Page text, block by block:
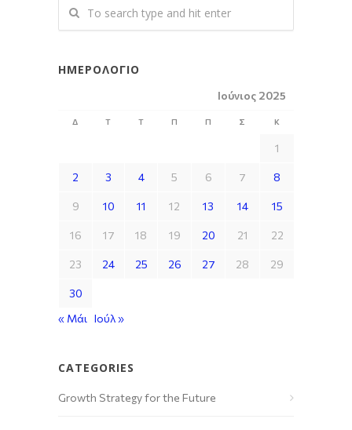
ΗΜΕΡΟΛΌΓΙΟ
Ιούνιος 2025
Δ Τ Τ Π Π Σ Κ
1
2 3 4 5 6 7 8
9 10 11 12 13 14 15
16 17 18 19 20 21 22
23 24 25 26 27 28 29
30
« Μάι Ιούλ »
CATEGORIES
Growth Strategy for the Future